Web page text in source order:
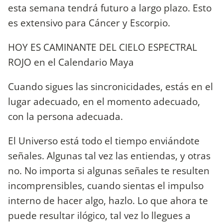
esta semana tendrá futuro a largo plazo. Esto
es extensivo para Cáncer y Escorpio.
HOY ES CAMINANTE DEL CIELO ESPECTRAL
ROJO en el Calendario Maya
Cuando sigues las sincronicidades, estás en el
lugar adecuado, en el momento adecuado,
con la persona adecuada.
El Universo está todo el tiempo enviándote
señales. Algunas tal vez las entiendas, y otras
no. No importa si algunas señales te resulten
incomprensibles, cuando sientas el impulso
interno de hacer algo, hazlo. Lo que ahora te
puede resultar ilógico, tal vez lo llegues a